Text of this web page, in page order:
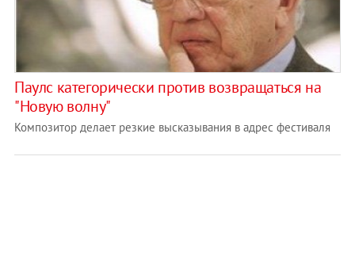
Паулс категорически против возвращаться на
"Новую волну"
Композитор делает резкие высказывания в адрес фестиваля